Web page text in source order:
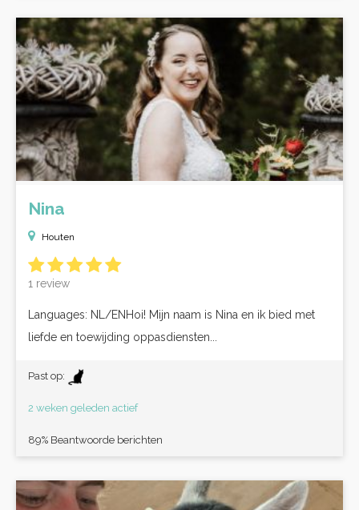
Nina
Houten
1 review
Languages: NL/ENHoi! Mijn naam is Nina en ik bied met
liefde en toewijding oppasdiensten...
Past op:
2 weken geleden actief
89% Beantwoorde berichten